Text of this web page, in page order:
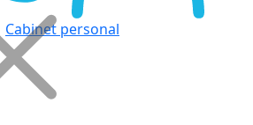
Cabinet personal